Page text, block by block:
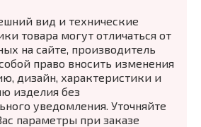
вид и технические
товара могут отличаться от
на сайте, производитель
право вносить изменения
дизайн, характеристики и
изделия без
уведомления. Уточняйте
параметры при заказе